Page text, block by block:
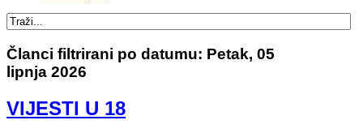
Članci filtrirani po datumu: Petak, 05
lipnja 2026
VIJESTI U 18